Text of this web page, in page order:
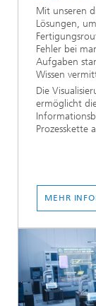
Mit unseren
Lösungen,
Fehler bei
Aufgaben
Wissen
Die
ermöglicht
Prozesskette
MEHR